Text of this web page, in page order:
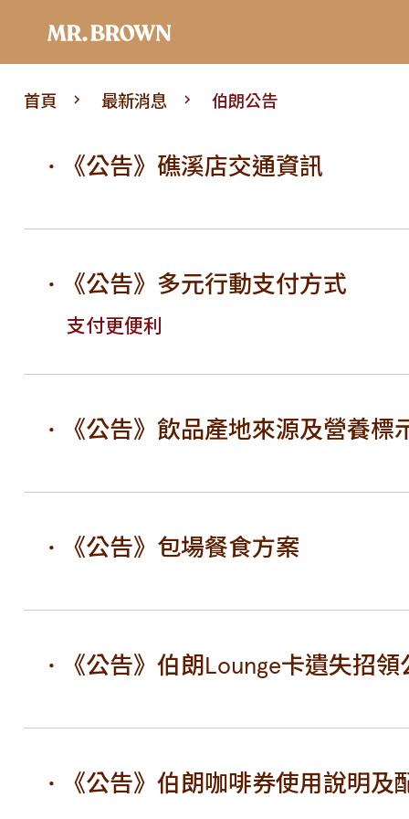
首頁 最新消息 伯朗公告
《公告》礁溪店交通資訊
《公告》多元行動支付方式
支付更便利
《公告》飲品產地來源及營養標
《公告》包場餐食方案
《公告》伯朗Lounge卡遺失招領
《公告》伯朗咖啡券使用說明及